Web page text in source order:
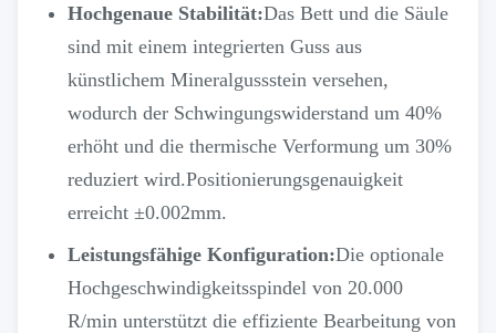
Hochgenaue Stabilität:Das Bett und die Säule
sind mit einem integrierten Guss aus
künstlichem Mineralgussstein versehen,
wodurch der Schwingungswiderstand um 40%
erhöht und die thermische Verformung um 30%
reduziert wird.Positionierungsgenauigkeit
erreicht ±0.002mm.
Leistungsfähige Konfiguration:Die optionale
Hochgeschwindigkeitsspindel von 20.000
R/min unterstützt die effiziente Bearbeitung von